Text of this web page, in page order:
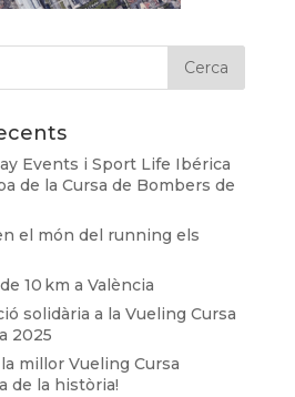
Events i Sport Life Ibérica
de la Cursa de Bombers de
el món del running els
10 km a València
solidària a la Vueling Cursa
2025
millor Vueling Cursa
de la història!